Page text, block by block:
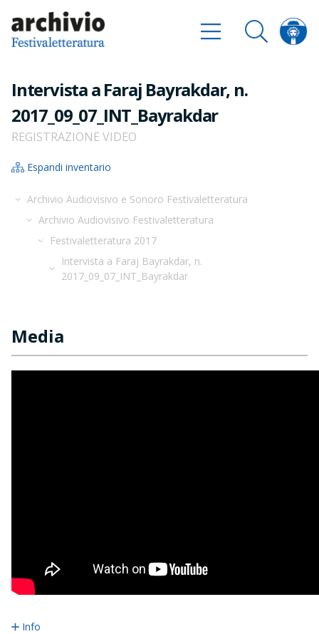
Intervista a Faraj Bayrakdar, n.
2017_09_07_INT_Bayrakdar
REGISTRAZIONE VIDEO
Espandi inventario
Archivio Audiovisivo e Sonoro Festivaletteratura
Archivio Audiovisivo Festivaletteratura
Festivaletteratura 2017
Intervista a Faraj Bayrakdar, n.
2017_09_07_INT_Bayrakdar
Media
Info